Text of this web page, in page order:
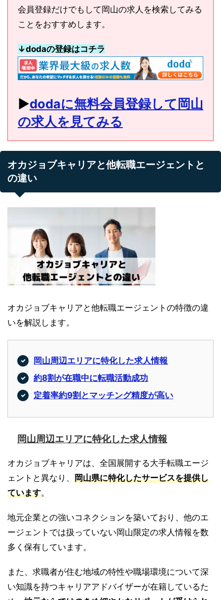
会員登録だけでもして岡山の求人を検索してみる
ことをおすすめします。
↓dodaの登録はコチラ
▶︎dodaに無料会員登録して岡山
の求人を見てみる
オカジョブキャリアと他転職エージェントと
の違い
オカジョブキャリアと他転職エージェントの特徴の違
いを解説します。
岡山周辺エリアに特化した求人情報
約8割が在職中に転職活動成功
定着率約9割とマッチング精度が高い
岡山周辺エリアに特化した求人情報
オカジョブキャリアは、全国展開する大手転職エージ
ェントと異なり、 岡山県に特化したサービスを提供し
ています。
地元企業との強いコネクションを築いており、他のエ
ージェントでは扱っていない岡山限定の求人情報を数
多く保有しています。
また、求職者が住む地域の特性や職場環境について深
い知識を持つキャリアアドバイザーが在籍しているた